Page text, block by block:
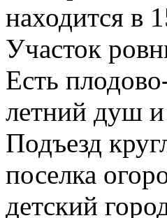
находится в
Участок
Есть
летний душ и
Подъезд
поселка
детский